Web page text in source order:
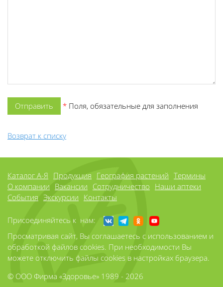
* Поля, обязательные для заполнения
Возврат к списку
Каталог А-Я Продукция География растений Термины
О компании Вакансии Сотрудничество Наши аптеки
События Экскурсии Контакты
Присоединяйтесь к нам:
Просматривая сайт, Вы соглашаетесь с использованием и
обработкой файлов cookies. При необходимости Вы
можете отключить файлы cookies в настройках браузера.
© ООО Фирма «Здоровье» 1989 - 2026